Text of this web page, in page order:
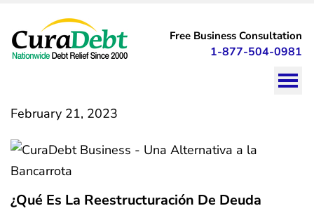
debt
relief
Free Business Consultation
1-877-504-0981
February 21, 2023
¿Qué Es La Reestructuración De Deuda